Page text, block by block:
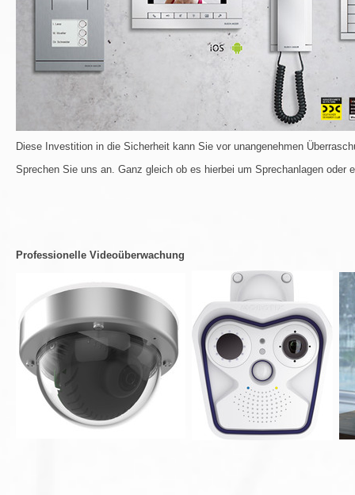
Diese Investition in die Sicherheit kann Sie vor unangenehmen
Sprechen Sie uns an. Ganz gleich ob es hierbei um Sprechanlagen oder
Professionelle Videoüberwachung